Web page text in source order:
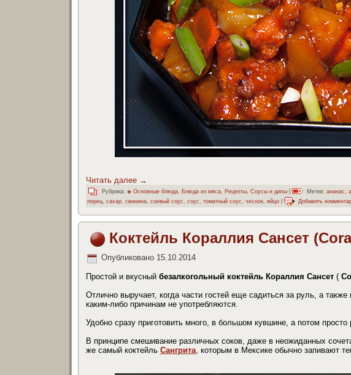
Читать далее →
Рубрика: ◈ Основные блюда Блюда из мяса Рецепты Соусы и дипы Метки: ананас
перец, сахар, свинина, соевый соус, соус, томатный соус, чеснок, яйцо Добавить
Коктейль Кораллия Сансет
Опубликовано 15.10.2014
Простой и вкусный безалкогольный коктейль Кораллия Сансет (
Отлично выручает, когда части гостей еще садиться за руль, а
каким-либо причинам не употребляются.
Удобно сразу приготовить много, в большом кувшине, а потом
В принципе смешивание различных соков, даже в неожиданных
же самый коктейль Сангрита , которым в Мексике обычно запивают